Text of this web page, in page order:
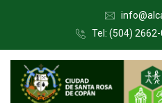
Tel: (504)